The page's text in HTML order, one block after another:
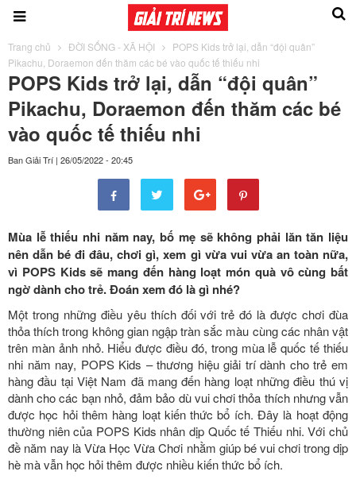
Trang chủ ĐỜI SỐNG - XÃ HỘI
POPS Kids trở lại, dẫn “đội quân”
Pikachu, Doraemon đến thăm các bé vào quốc tế thiếu nhi
POPS Kids trở lại, dẫn “đội quân”
Pikachu, Doraemon đến thăm các bé
vào quốc tế thiếu nhi
Ban Giải Trí | 26/05/2022 - 20:45
Mùa lễ thiếu nhi năm nay, bố mẹ sẽ không phải lăn tăn liệu
nên dẫn bé đi đâu, chơi gì, xem gì vừa vui vừa an toàn nữa,
vì POPS Kids sẽ mang đến hàng loạt món quà vô cùng bất
ngờ dành cho trẻ. Đoán xem đó là gì nhé?
Một trong những điều yêu thích đối với trẻ đó là được chơi đùa
thỏa thích trong không gian ngập tràn sắc màu cùng các nhân vật
trên màn ảnh nhỏ. Hiểu được điều đó, trong mùa lễ quốc tế thiếu
nhi năm nay, POPS Kids – thương hiệu giải trí dành cho trẻ em
hàng đầu tại Việt Nam đã mang đến hàng loạt những điều thú vị
dành cho các bạn nhỏ, đảm bảo dù vui chơi thỏa thích nhưng vẫn
được học hỏi thêm hàng loạt kiến thức bổ ích. Đây là hoạt động
thường niên của POPS Kids nhân dịp Quốc tế Thiếu nhi. Với chủ
đề năm nay là Vừa Học Vừa Chơi nhằm giúp bé vui chơi trong dịp
hè mà vẫn học hỏi thêm được nhiều kiến thức bổ ích.